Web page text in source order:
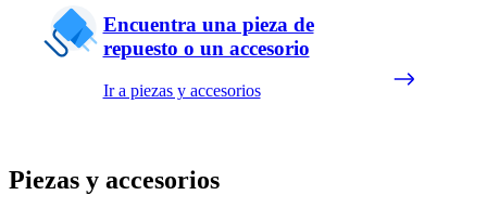
Encuentra una pieza de
repuesto o un accesorio
Ir a piezas y accesorios
Piezas y accesorios